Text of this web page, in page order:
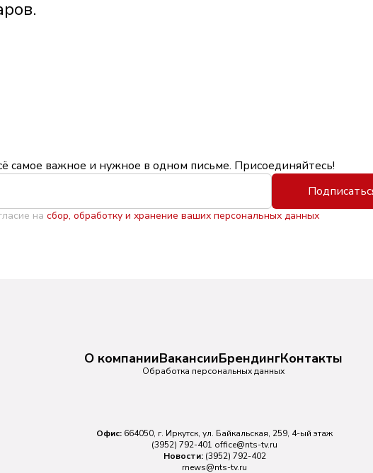
самое важное и нужное в одном письме. Присоединяйтесь!
на сбор, обработку и хранение ваших персональных данных
О компанииВакансииБрендингКонтакты
Обработка персональных данных
Офис: 664050, г. Иркутск, ул. Байкальская, 259, 4-ый этаж
(3952) 792-401 office@nts-tv.ru
Новости: (3952) 792-402
rnews@nts-tv.ru